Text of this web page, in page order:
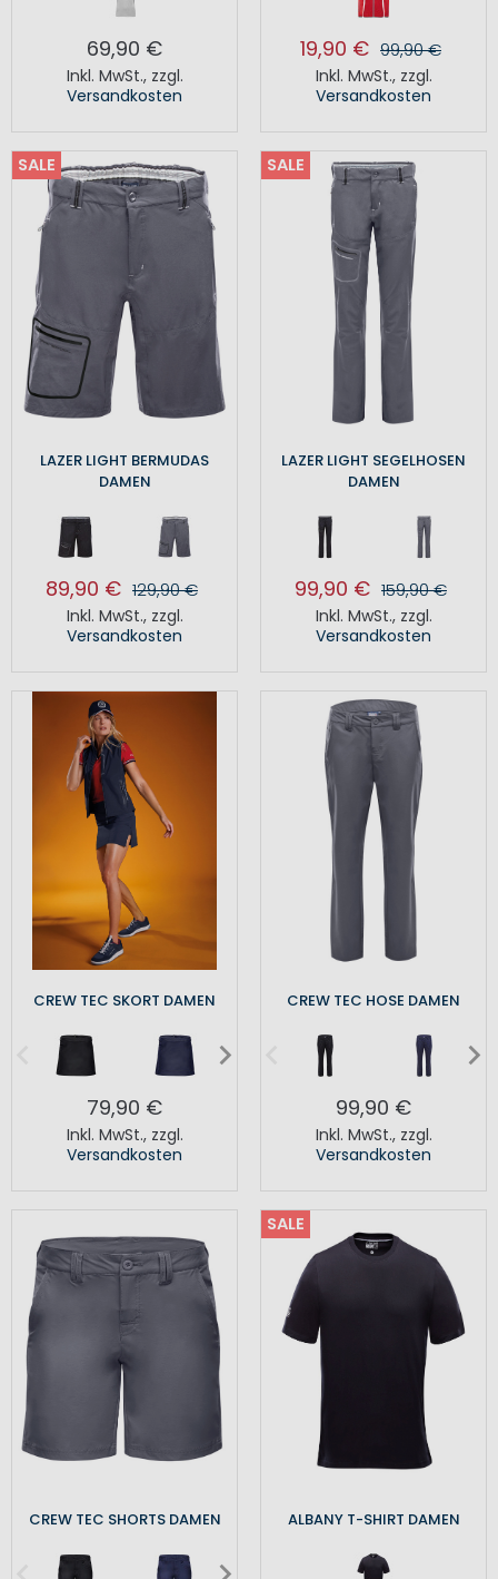
69,90 €
Inkl. MwSt., zzgl.
Versandkosten
19,90 € 99,90 €
Inkl. MwSt., zzgl.
Versandkosten
SALE
LAZER LIGHT BERMUDAS
DAMEN
89,90 € 129,90 €
Inkl. MwSt., zzgl.
Versandkosten
SALE
LAZER LIGHT SEGELHOSEN
DAMEN
99,90 € 159,90 €
Inkl. MwSt., zzgl.
Versandkosten
CREW TEC SKORT DAMEN
79,90 €
Inkl. MwSt., zzgl.
Versandkosten
CREW TEC HOSE DAMEN
99,90 €
Inkl. MwSt., zzgl.
Versandkosten
CREW TEC SHORTS DAMEN
SALE
ALBANY T-SHIRT DAMEN